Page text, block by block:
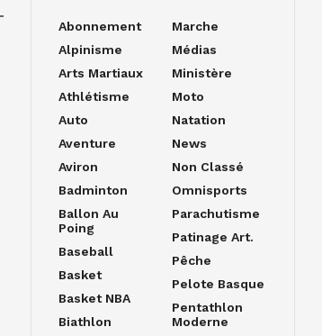
Abonnement
Alpinisme
Arts Martiaux
Athlétisme
Auto
Aventure
Aviron
Badminton
Ballon Au
Poing
Baseball
Basket
Basket NBA
Biathlon
Marche
Médias
Ministère
Moto
Natation
News
Non Classé
Omnisports
Parachutisme
Patinage Art.
Pêche
Pelote Basque
Pentathlon
Moderne